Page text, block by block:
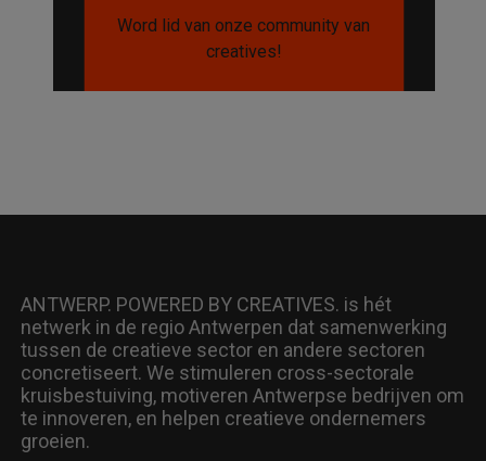
Word lid van onze community van
creatives!
ANTWERP. POWERED BY CREATIVES. is hét
netwerk in de regio Antwerpen dat samenwerking
tussen de creatieve sector en andere sectoren
concretiseert. We stimuleren cross-sectorale
kruisbestuiving, motiveren Antwerpse bedrijven om
te innoveren, en helpen creatieve ondernemers
groeien.